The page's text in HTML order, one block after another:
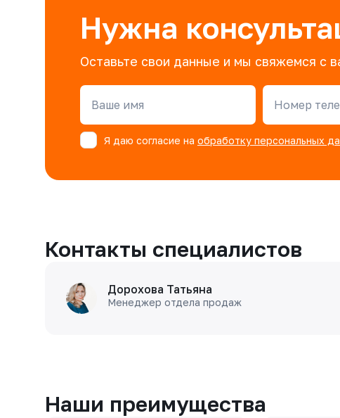
Нужна
Оставьте свои данные и мы свяжемся с
Ваше имя Номер
Я даю согласие на обработку персональных
Контакты специалистов
Дорохова Татьяна
Менеджер отдела продаж
Наши преимущества